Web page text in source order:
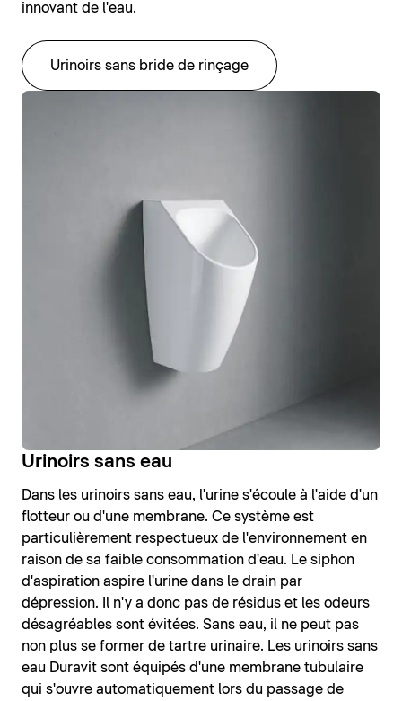
innovant de l'eau.
Urinoirs sans bride de rinçage
Urinoirs sans eau
Dans les urinoirs sans eau, l'urine s'écoule à l'aide d'un
flotteur ou d'une membrane. Ce système est
particulièrement respectueux de l'environnement en
raison de sa faible consommation d'eau. Le siphon
d'aspiration aspire l'urine dans le drain par
dépression. Il n'y a donc pas de résidus et les odeurs
désagréables sont évitées. Sans eau, il ne peut pas
non plus se former de tartre urinaire. Les urinoirs sans
eau Duravit sont équipés d'une membrane tubulaire
qui s'ouvre automatiquement lors du passage de